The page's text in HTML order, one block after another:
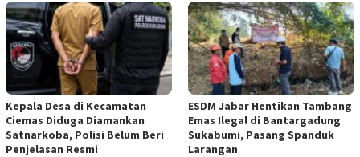
Kepala Desa di Kecamatan
Ciemas Diduga Diamankan
Satnarkoba, Polisi Belum Beri
Penjelasan Resmi
ESDM Jabar Hentikan Tambang
Emas Ilegal di Bantargadung
Sukabumi, Pasang Spanduk
Larangan